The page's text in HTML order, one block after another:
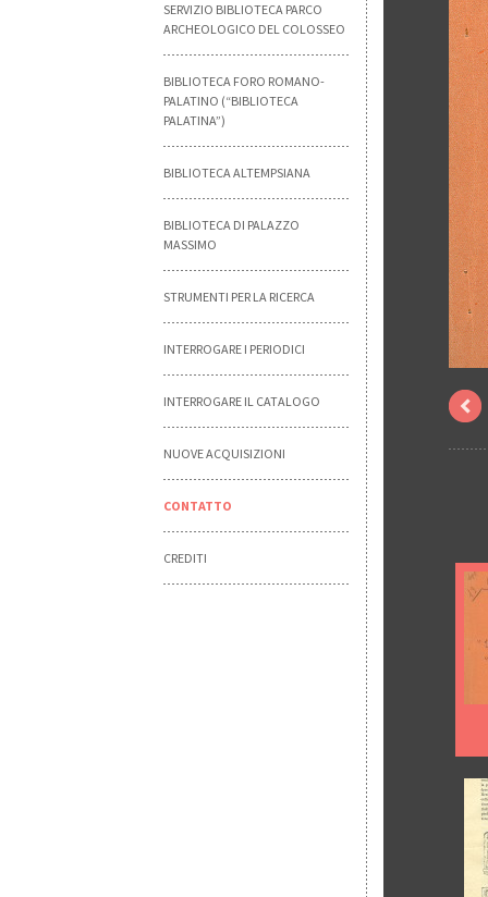
SERVIZIO BIBLIOTECA PARCO
ARCHEOLOGICO DEL COLOSSEO
BIBLIOTECA FORO ROMANO-
PALATINO (“BIBLIOTECA
PALATINA”)
BIBLIOTECA ALTEMPSIANA
BIBLIOTECA DI PALAZZO
MASSIMO
STRUMENTI PER LA RICERCA
INTERROGARE I PERIODICI
INTERROGARE IL CATALOGO
NUOVE ACQUISIZIONI
CONTATTO
CREDITI